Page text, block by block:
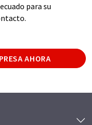
para su
AHORA